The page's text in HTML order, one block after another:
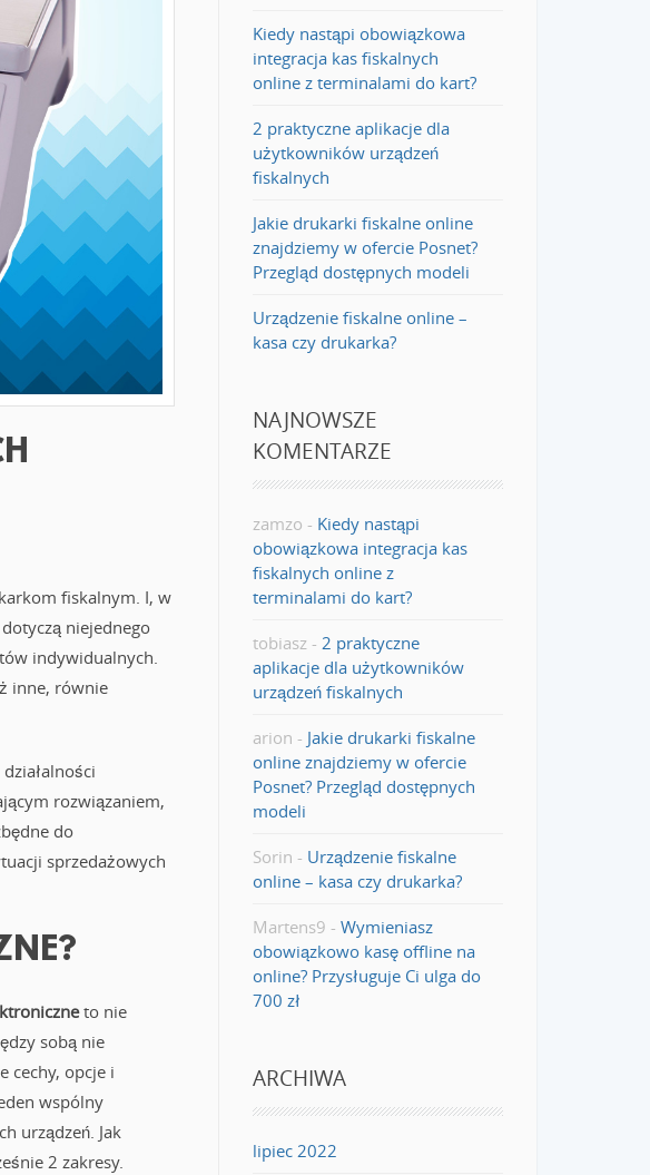
fiskalnym. I, w
niejednego
indywidualnych.
inne, równie
rozwiązaniem,
do
sprzedażowych
to nie
sobą nie
cechy, opcje i
wspólny
urządzeń. Jak
2 zakresy.
Kiedy nastąpi obowiązkowa
integracja kas fiskalnych
online z terminalami do kart?
2 praktyczne aplikacje dla
użytkowników urządzeń
fiskalnych
Jakie drukarki fiskalne online
znajdziemy w ofercie Posnet?
Przegląd dostępnych modeli
Urządzenie fiskalne online –
kasa czy drukarka?
NAJNOWSZE
KOMENTARZE
zamzo - Kiedy nastąpi
obowiązkowa integracja kas
fiskalnych online z
terminalami do kart?
tobiasz - 2 praktyczne
aplikacje dla użytkowników
urządzeń fiskalnych
arion - Jakie drukarki fiskalne
online znajdziemy w ofercie
Posnet? Przegląd dostępnych
modeli
Sorin - Urządzenie fiskalne
online – kasa czy drukarka?
Martens9 - Wymieniasz
obowiązkowo kasę offline na
online? Przysługuje Ci ulga do
700 zł
ARCHIWA
lipiec 2022